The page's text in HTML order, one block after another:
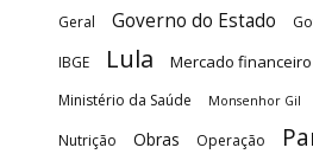
Geral Governo do Estado
IBGE
Lula Mercado financeiro
Ministério da Saúde Monsenhor Gil
Nutrição Obras Operação